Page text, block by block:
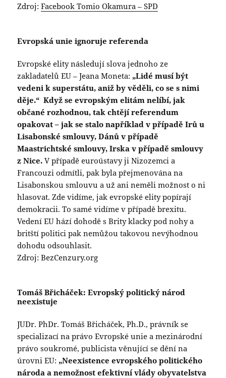
Zdroj:Facebook Tomio Okamura – SPD
Evropská unie ignoruje referenda
Evropské elity následují slova jednoho ze
zakladatelů EU – Jeana Moneta: „Lidé musí být
vedeni k superstátu, aniž by věděli, co se s nimi
děje.“ Když se evropským elitám nelíbí, jak
občané rozhodnou, tak chtějí referendum
opakovat – jak se stalo například v případě Irů u
Lisabonské smlouvy, Dánů v případě
Maastrichtské smlouvy, Irska v případě smlouvy
z Nice.V případě euroústavy ji Nizozemci a
Francouzi odmítli, pak byla přejmenována na
Lisabonskou smlouvu a už ani neměli možnost o ni
hlasovat. Zde vidíme, jak evropské elity popírají
demokracii. To samé vidíme v případě brexitu.
Vedení EU hází dohodě s Brity klacky pod nohy a
britští politici pak nemůžou takovou nevýhodnou
dohodu odsouhlasit.
Zdroj: BezCenzury.org
Tomáš Břicháček: Evropský politický národ
neexistuje
JUDr. PhDr. Tomáš Břicháček, Ph.D., právník se
specializací na právo Evropské unie a mezinárodní
právo soukromé, publicista věnující se dění na
úrovni EU: „Neexistence evropského politického
národa a nemožnost efektivní vlády obyvatelstva